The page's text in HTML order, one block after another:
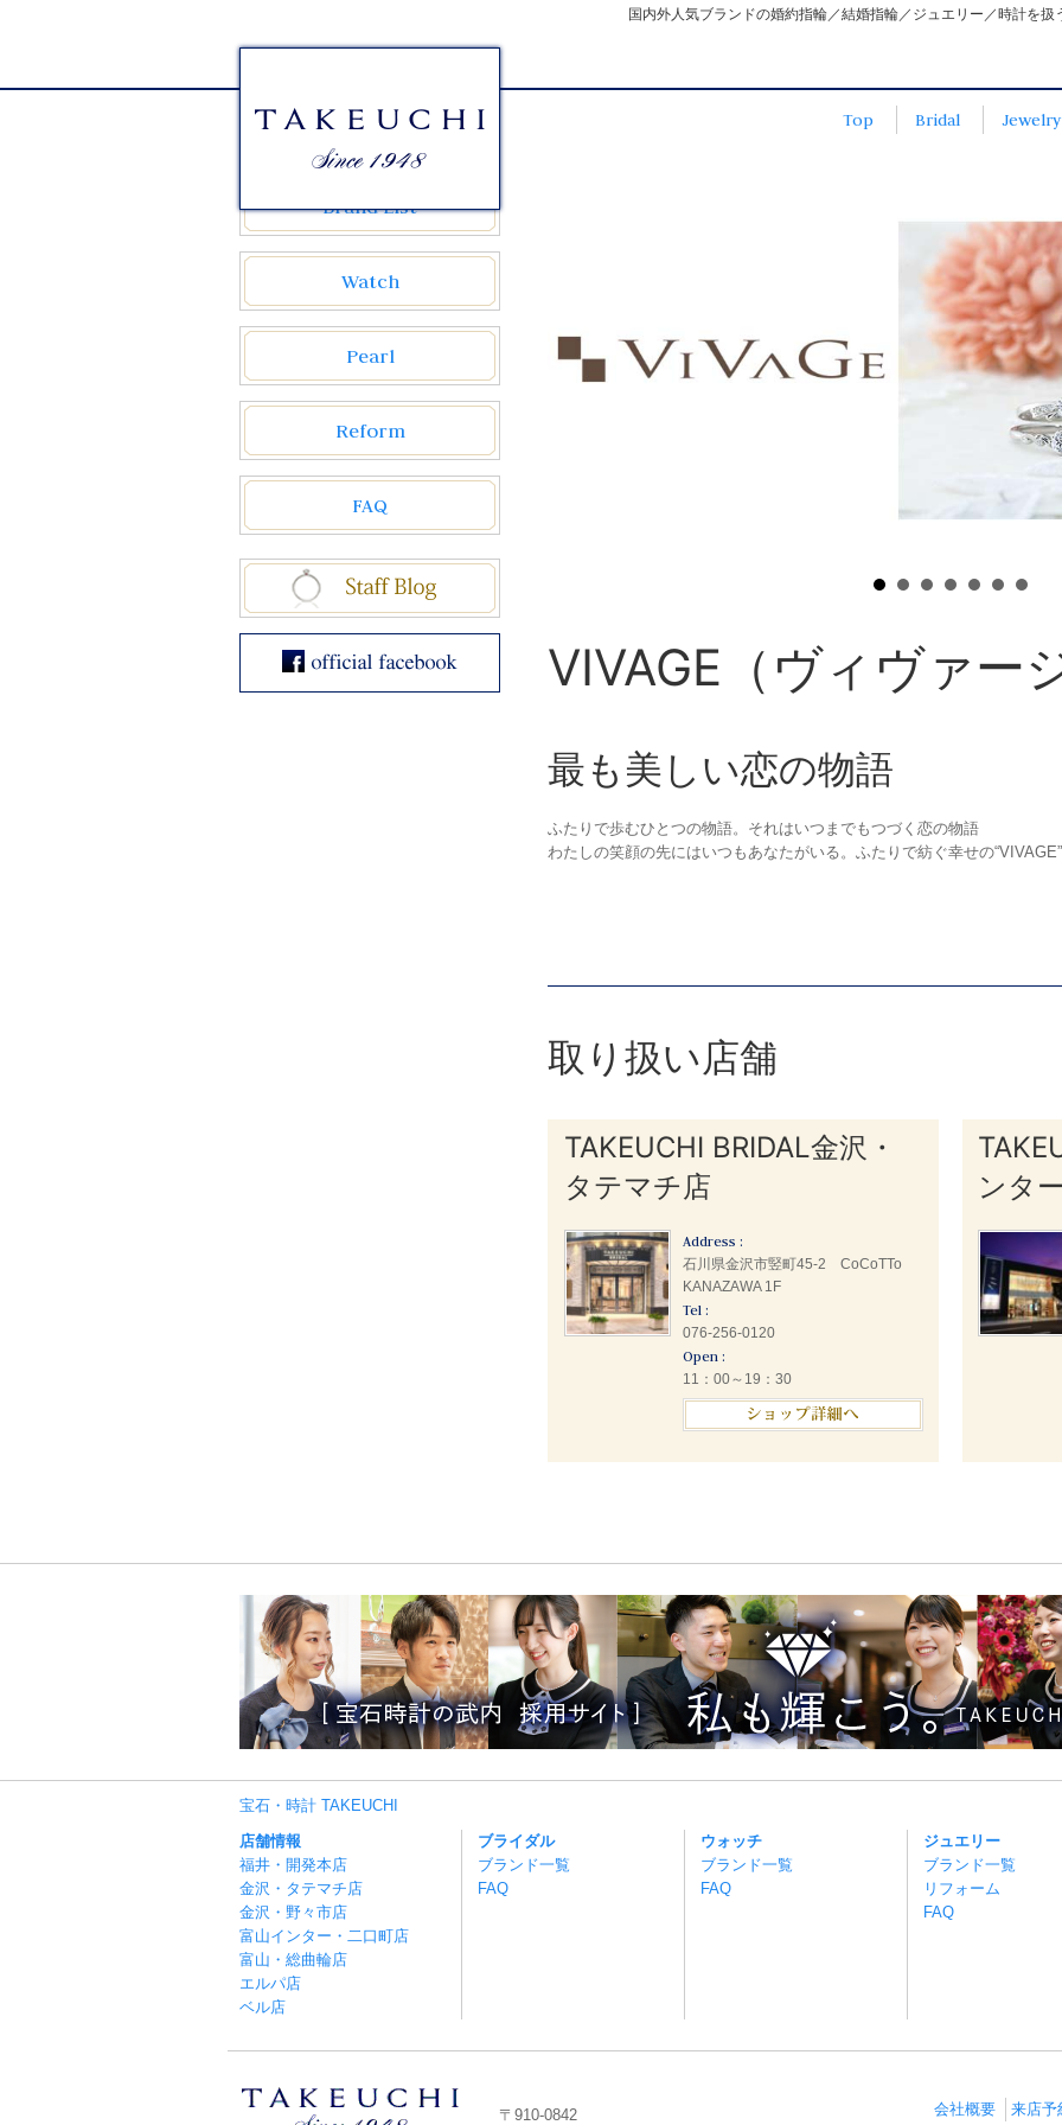
国内外人気ブランドの婚約指輪／結婚指輪／ジュエリー／時計を
Top Bridal Jewelry
VIVAGE（ヴィヴァー
最も美しい恋の物語
ふたりで歩むひとつの物語。それはいつまでもつづく恋の物語
わたしの笑顔の先にはいつもあなたがいる。ふたりで紡ぐ幸せの“VIVAGE”
取り扱い店舗
TAKEUCHI BRIDAL金沢・
タテマチ店
Address :
石川県金沢市竪町45-2 CoCoTTo
KANAZAWA 1F
Tel :
076-256-0120
Open :
11：00～19：30
ンタ
Brand List
Watch
Pearl
Reform
FAQ
宝石・時計 TAKEUCHI
店舗情報
福井・開発本店
金沢・タテマチ店
金沢・野々市店
富山インター・二口町店
富山・総曲輪店
エルパ店
ベル店
ブライダル
ブランド一覧
FAQ
ウォッチ
ブランド一覧
FAQ
ジュエリー
ブランド一覧
リフォーム
FAQ
〒910-0842
会社概要 来店予